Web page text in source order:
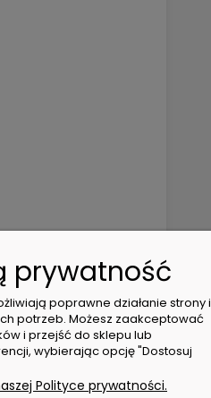
prywatność
poprawne działanie strony i
potrzeb. Możesz zaakceptować
i przejść do sklepu lub
wybierając opcję "Dostosuj
Polityce prywatności.